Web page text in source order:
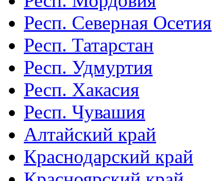
Респ. Северная Осетия
Респ. Татарстан
Респ. Удмуртия
Респ. Хакасия
Респ. Чувашия
Алтайский край
Краснодарский край